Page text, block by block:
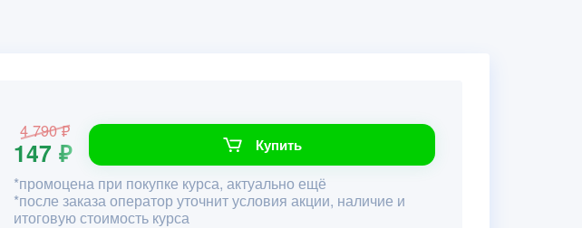
4 790 ₽
147 ₽ Купить
*промоцена при покупке курса, актуально ещё
*после заказа оператор уточнит условия акции, наличие и
итоговую стоимость курса